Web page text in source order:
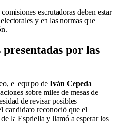
escrutadoras deben estar
y en las normas que
por las
el equipo de Iván Cepeda
sobre miles de mesas de
de revisar posibles
candidato reconoció que el
la Espriella y llamó a esperar los